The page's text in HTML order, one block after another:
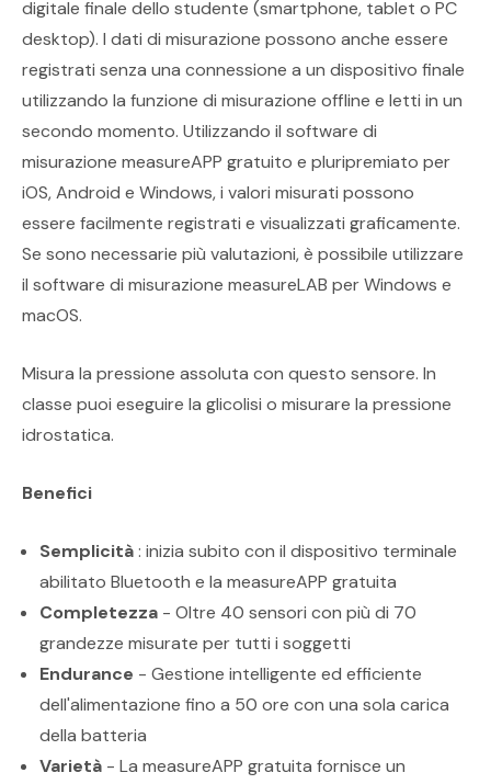
digitale finale dello studente (smartphone, tablet o PC
desktop). I dati di misurazione possono anche essere
registrati senza una connessione a un dispositivo finale
utilizzando la funzione di misurazione offline e letti in un
secondo momento. Utilizzando il software di
misurazione measureAPP gratuito e pluripremiato per
iOS, Android e Windows, i valori misurati possono
essere facilmente registrati e visualizzati graficamente.
Se sono necessarie più valutazioni, è possibile utilizzare
il software di misurazione measureLAB per Windows e
macOS.
Misura la pressione assoluta con questo sensore. In
classe puoi eseguire la glicolisi o misurare la pressione
idrostatica.
Benefici
Semplicità: inizia subito con il dispositivo terminale
abilitato Bluetooth e la measureAPP gratuita
Completezza - Oltre 40 sensori con più di 70
grandezze misurate per tutti i soggetti
Endurance - Gestione intelligente ed efficiente
dell'alimentazione fino a 50 ore con una sola carica
della batteria
Varietà - La measureAPP gratuita fornisce un